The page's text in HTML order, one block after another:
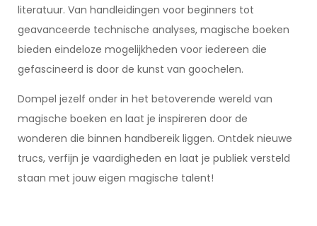
literatuur. Van handleidingen voor beginners tot
geavanceerde technische analyses, magische boeken
bieden eindeloze mogelijkheden voor iedereen die
gefascineerd is door de kunst van goochelen.
Dompel jezelf onder in het betoverende wereld van
magische boeken en laat je inspireren door de
wonderen die binnen handbereik liggen. Ontdek nieuwe
trucs, verfijn je vaardigheden en laat je publiek versteld
staan met jouw eigen magische talent!